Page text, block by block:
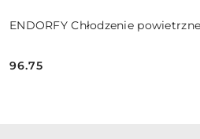
ENDORFY Chłodzenie
Cena:
96.75